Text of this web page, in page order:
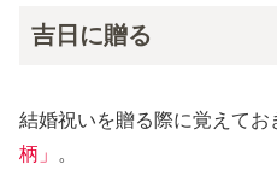
吉日に贈る
結婚祝いを贈る際に覚えてお
柄」
。